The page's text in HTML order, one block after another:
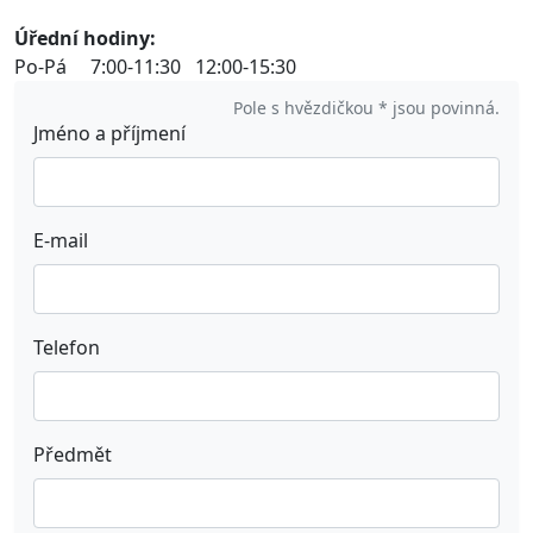
Úřední hodiny:
Po-Pá 7:00-11:30 12:00-15:30
Pole s hvězdičkou * jsou povinná.
Jméno a příjmení
E-mail
Telefon
Předmět